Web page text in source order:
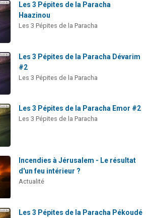
Les 3 Pépites de la Paracha
Haazinou
Les 3 Pépites de la Paracha
Les 3 Pépites de la Paracha Dévarim
#2
Les 3 Pépites de la Paracha
Les 3 Pépites de la Paracha Emor #2
Les 3 Pépites de la Paracha
Incendies à Jérusalem - Le résultat
d'un feu intérieur ?
Actualité
Les 3 Pépites de la Paracha Pékoudé